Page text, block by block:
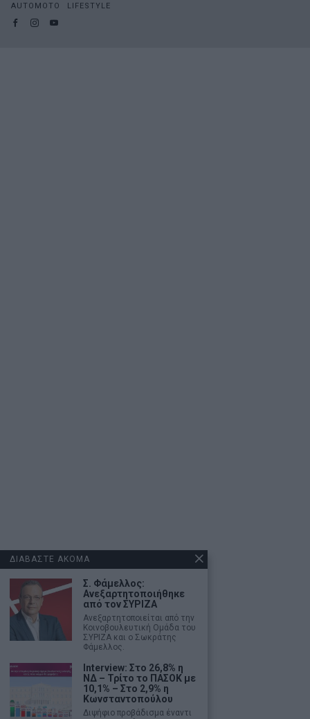
AUTOMOTO
LIFESTYLE
ΔΙΑΒΑΣΤΕ ΑΚΟΜΑ
Σ. Φάμελλος:
Ανεξαρτητοποιήθηκε
από τον ΣΥΡΙΖΑ
Ανεξαρτητοποιείται από την
Κοινοβουλευτική Ομάδα του
ΣΥΡΙΖΑ και ο Σωκράτης
Φάμελλος.
Interview: Στο 26,8% η
ΝΔ – Τρίτο το ΠΑΣΟΚ με
10,1% – Στο 2,9% η
Κωνσταντοπούλου
Διψήφιο προβάδισμα έναντι